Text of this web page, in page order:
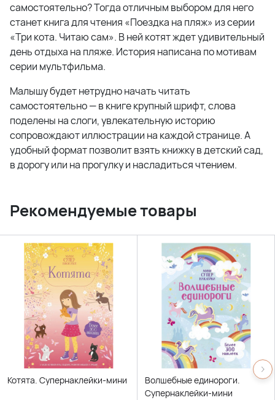
самостоятельно? Тогда отличным выбором для него
станет книга для чтения «Поездка на пляж» из серии
«Три кота. Читаю сам». В ней котят ждет удивительный
день отдыха на пляже. История написана по мотивам
серии мультфильма.
Малышу будет нетрудно начать читать
самостоятельно — в книге крупный шрифт, слова
поделены на слоги, увлекательную историю
сопровождают иллюстрации на каждой странице. А
удобный формат позволит взять книжку в детский сад,
в дорогу или на прогулку и насладиться чтением.
Рекомендуемые товары
Котята. Супернаклейки-мини
Волшебные единороги.
Супернаклейки-мини